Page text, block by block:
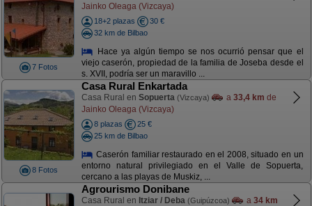
7 Fotos
Jainko Oleaga (Vizcaya)
18+2 plazas
30 €
32 km de Bilbao
Hace ya algún tiempo se nos ocurrió pensar que el
viejo caserón, propiedad de la familia de Joseba desde el
s. XVII, podría ser un maravillo ...
8 Fotos
Casa Rural Enkartada
Casa Rural en Sopuerta (Vizcaya) a 33,4 km de
Jainko Oleaga (Vizcaya)
8 plazas
25 €
25 km de Bilbao
Caserón familiar restaurado en el 2008, situado en un
entorno natural privilegiado en el Valle de Sopuerta,
cercano a las playas de Muskiz, ...
Agrourismo Donibane
Casa Rural en Itziar / Deba (Guipúzcoa) a 34 km